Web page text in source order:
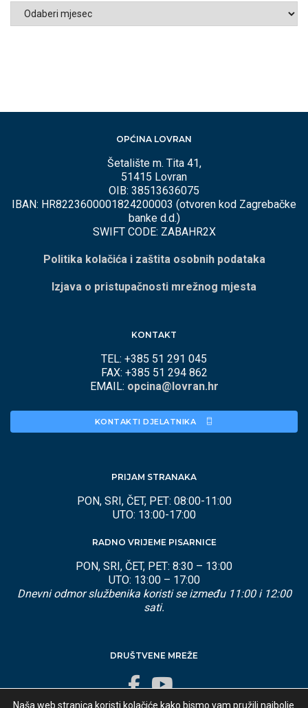
ARHIVA
OPĆINA LOVRAN
Šetalište m. Tita 41,
51415 Lovran
OIB: 38513636075
IBAN: HR8223600001824200003 (otvoren kod Zagrebačke
banke d.d.)
SWIFT CODE: ZABAHR2X
Politika kolačića i zaštita osobnih podataka
Izjava o pristupačnosti mrežnog mjesta
KONTAKT
TEL: +385 51 291 045
FAX: +385 51 294 862
EMAIL: opcina@lovran.hr
KONTAKTI DJELATNIKA
PRIJAM STRANAKA
PON, SRI, ČET, PET: 08:00-11:00
UTO: 13:00-17:00
RADNO VRIJEME PISARNICE
PON, SRI, ČET, PET: 8:30 – 13:00
UTO: 13:00 – 17:00
Dnevni odmor službenika koristi se između 11:00 i 12:00
sati.
DRUŠTVENE MREŽE
Naša web stranica koristi kolačiće kako bismo vam pružili najbolje